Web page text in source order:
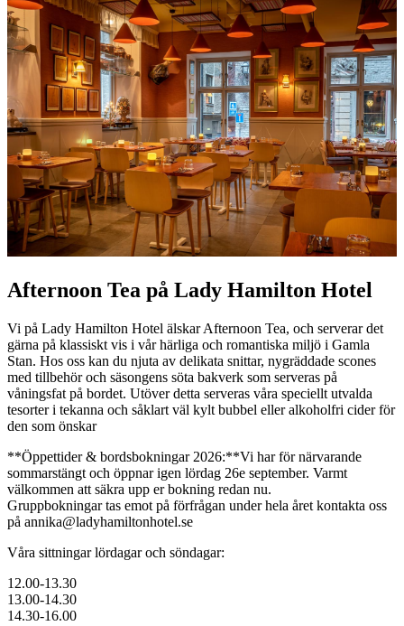
Afternoon Tea på Lady Hamilton Hotel
Vi på Lady Hamilton Hotel älskar Afternoon Tea, och serverar det
gärna på klassiskt vis i vår härliga och romantiska miljö i Gamla
Stan. Hos oss kan du njuta av delikata snittar, nygräddade scones
med tillbehör och säsongens söta bakverk som serveras på
våningsfat på bordet. Utöver detta serveras våra speciellt utvalda
tesorter i tekanna och såklart väl kylt bubbel eller alkoholfri cider för
den som önskar
**Öppettider & bordsbokningar 2026:**Vi har för närvarande
sommarstängt och öppnar igen lördag 26e september. Varmt
välkommen att säkra upp er bokning redan nu.
Gruppbokningar tas emot på förfrågan under hela året kontakta oss
på annika@ladyhamiltonhotel.se
Våra sittningar lördagar och söndagar:
12.00-13.30
13.00-14.30
14.30-16.00